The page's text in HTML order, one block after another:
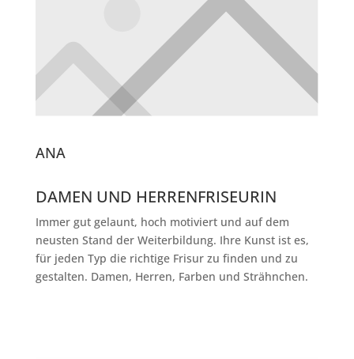
ANA
DAMEN UND HERRENFRISEURIN
Immer gut gelaunt, hoch motiviert und auf dem
neusten Stand der Weiterbildung. Ihre Kunst ist es,
für jeden Typ die richtige Frisur zu finden und zu
gestalten. Damen, Herren, Farben und Strähnchen.